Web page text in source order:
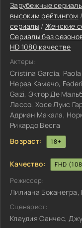
Зарубежные
высоким рейтингом /
сериалы/ Женские
Сериалы без
HD 1080 качестве
Актеры:
Cristina García,
Нереа Камачо,
Gazi, Эктор Де
Лассо, Хосе Луис
Адриан Макала,
Рикардо Весга
Возраст:
18+
Качество: FHD
Режиссер:
Лилиана
Сценарист:
Клаудия Санчес,